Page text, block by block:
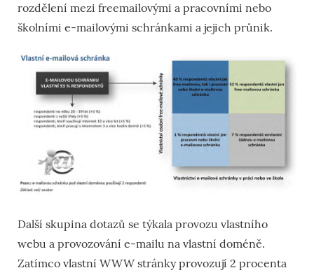
rozdělení mezi freemailovými a pracovními nebo
školními e-mailovými schránkami a jejich průnik.
Další skupina dotazů se týkala provozu vlastního
webu a provozování e-mailu na vlastní doméně.
Zatímco vlastní WWW stránky provozují 2 procenta